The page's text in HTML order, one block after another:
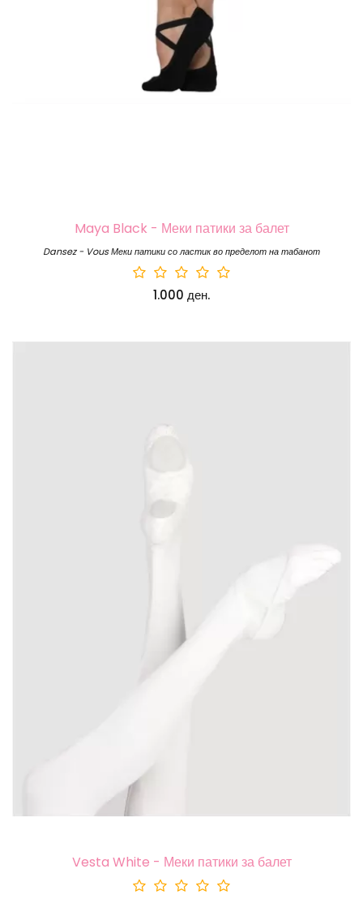
Maya Black - Меки патики за балет
Dansez - Vous Меки патики со ластик во пределот на табанот
1.000 ден.
Vesta White - Меки патики за балет